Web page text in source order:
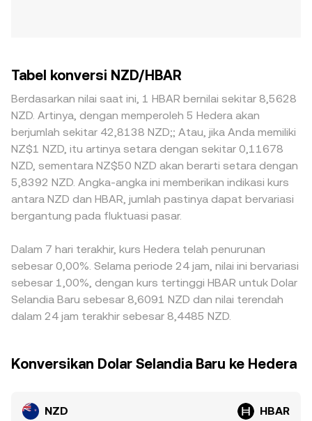
Tabel konversi NZD/HBAR
Berdasarkan nilai saat ini, 1 HBAR bernilai sekitar 8,5628
NZD. Artinya, dengan memperoleh 5 Hedera akan
berjumlah sekitar 42,8138 NZD;; Atau, jika Anda memiliki
NZ$1 NZD, itu artinya setara dengan sekitar 0,11678
NZD, sementara NZ$50 NZD akan berarti setara dengan
5,8392 NZD. Angka-angka ini memberikan indikasi kurs
antara NZD dan HBAR, jumlah pastinya dapat bervariasi
bergantung pada fluktuasi pasar.
Dalam 7 hari terakhir, kurs Hedera telah penurunan
sebesar 0,00%. Selama periode 24 jam, nilai ini bervariasi
sebesar 1,00%, dengan kurs tertinggi HBAR untuk Dolar
Selandia Baru sebesar 8,6091 NZD dan nilai terendah
dalam 24 jam terakhir sebesar 8,4485 NZD.
Konversikan Dolar Selandia Baru ke Hedera
NZD HBAR